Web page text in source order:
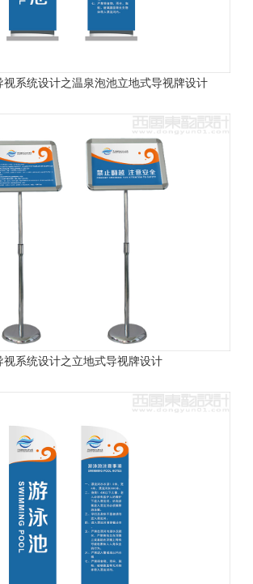
视系统设计之温泉泡池立地式导视牌设计
视系统设计之立地式导视牌设计